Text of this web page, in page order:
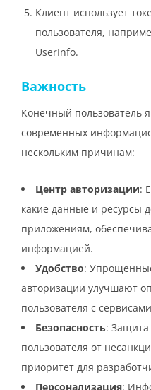
Клиент использует
пользователя,
UserInfo.
Важность
Конечный пользователь
современных
нескольким причинам:
Центр авторизации:
какие данные и ресурсы
приложениям,
информацией.
Удобство:
авторизации улучшают
пользователя с
Безопасность: Защита
пользователя от
приоритет для
Персонализация: